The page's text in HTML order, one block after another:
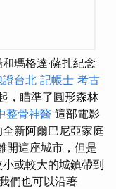
瑪格達·薩扎紀念
證台北 記帳士 考古
，瞄準了圓形森林
整骨神醫 這部電影
新阿爾巴尼亞家庭
開這座城市，但是
或較大的城鎮帶到
們也可以沿著